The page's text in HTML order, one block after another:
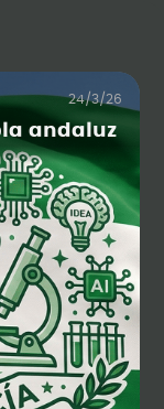
24/3/26
andaluz